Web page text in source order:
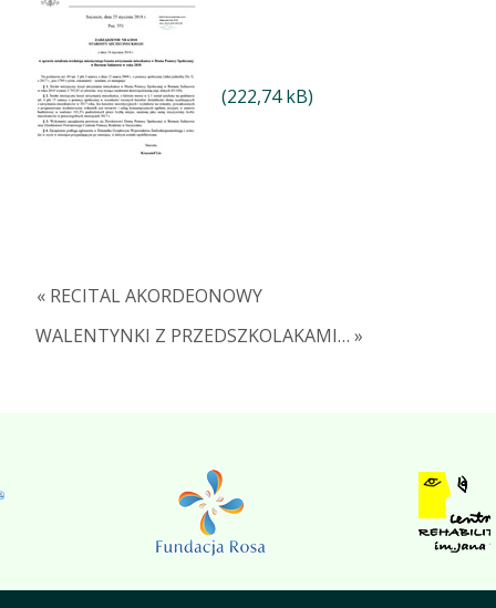
« RECITAL AKORDEONOWY
WALENTYNKI Z PRZEDSZKOLAKAMI… »